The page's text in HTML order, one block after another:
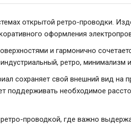
открытой ретро-проводки.
оформления
и гармонично
ретро, минимализм
сохраняет свой внешний вид на
поддерживать необходимое
проводкой, где важно